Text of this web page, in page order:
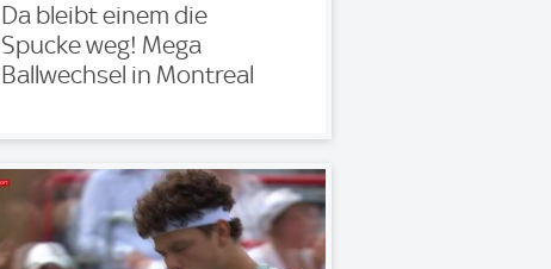
Da bleibt einem die
Spucke weg! Mega
Ballwechsel in Montreal